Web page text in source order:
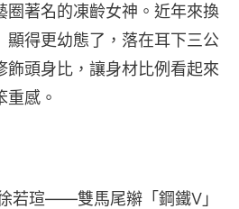
圈著名的凍齡女神。近年來換
顯得更幼態了，落在耳下三公
飾頭身比，讓身材比例看起來
重感。
若瑄——雙馬尾辮「鋼鐵V」